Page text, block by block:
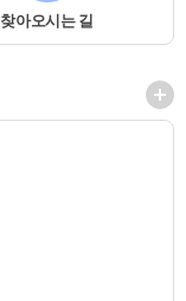
찾아오시는 길